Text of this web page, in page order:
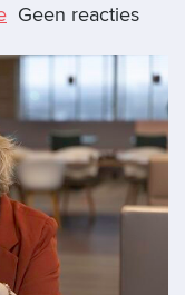
Geen reacties